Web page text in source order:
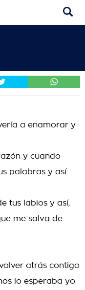
a enamorar y
y cuando
palabras y así
tus labios y así,
me salva de
atrás contigo
lo esperaba yo